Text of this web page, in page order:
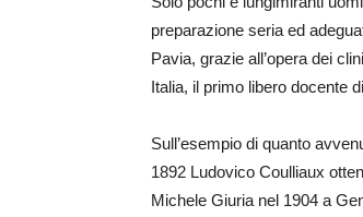
preparazione seria ed
Pavia, grazie all’opera dei
Italia, il primo libero docente
Sull’esempio di quanto
1892 Ludovico Coulliaux
Michele Giuria nel 1904 a